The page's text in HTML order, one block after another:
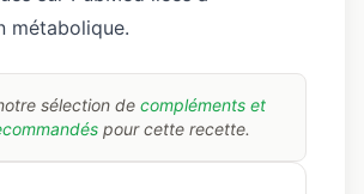
métabolique.
sélection de compléments et
pour cette recette.